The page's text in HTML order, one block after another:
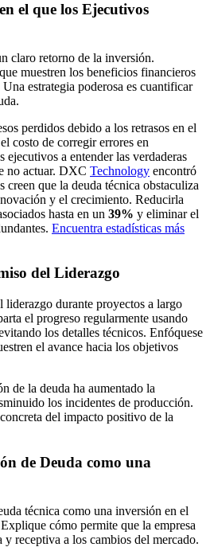
el que los Ejecutivos
claro retorno de la inversión.
muestren los beneficios financieros
estrategia poderosa es cuantificar
perdidos debido a los retrasos en el
costo de corregir errores en
ejecutivos a entender las verdaderas
no actuar. DXC Technology encontró
creen que la deuda técnica obstaculiza
y el crecimiento. Reducirla
hasta en un 39% y eliminar el
Encuentra estadísticas más
del Liderazgo
durante proyectos a largo
el progreso regularmente usando
los detalles técnicos. Enfóquese
el avance hacia los objetivos
de la deuda ha aumentado la
los incidentes de producción.
del impacto positivo de la
de Deuda como una
técnica como una inversión en el
cómo permite que la empresa
receptiva a los cambios del mercado.